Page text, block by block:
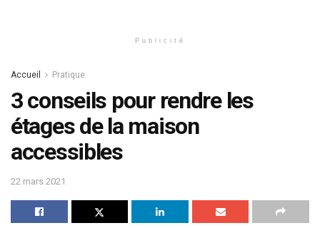
Publicité
Accueil Pratique
3 conseils pour rendre les
étages de la maison
accessibles
22 mars 2021